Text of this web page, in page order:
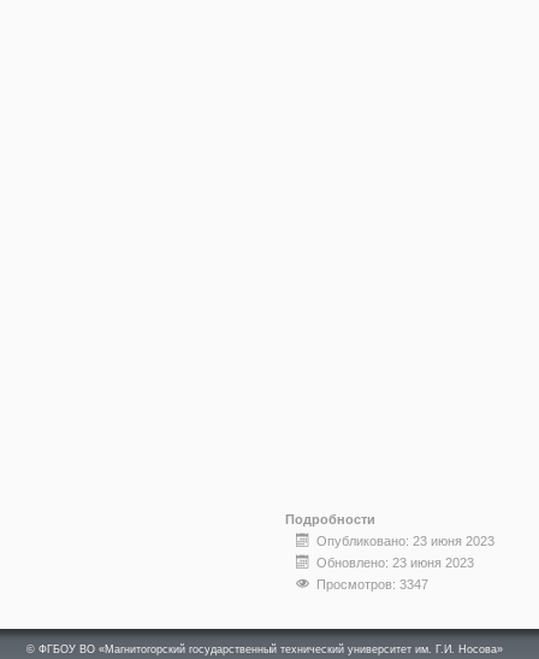
Подробности
Опубликовано: 23 июня 2023
Обновлено: 23 июня 2023
Просмотров: 3347
© ФГБОУ ВО «Магнитогорский государственный технический университет им. Г.И. Носова»